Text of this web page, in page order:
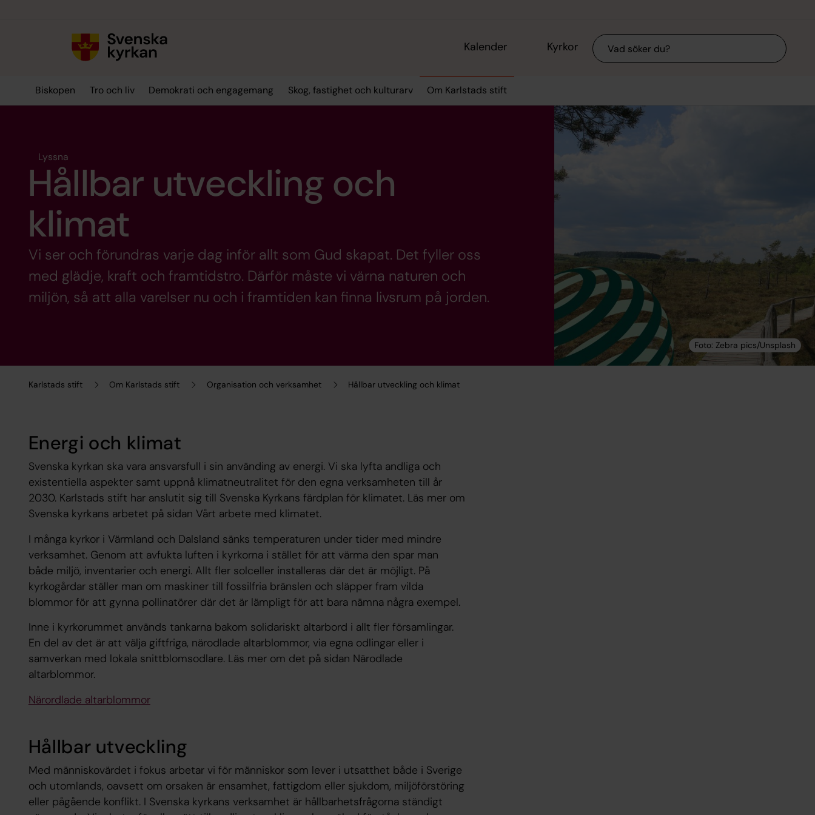
Kalender Kyrkor Sök
Biskopen Tro och liv Demokrati och engagemang Skog, fastighet och kulturarv Om Karlstads stift
Karlstads stift Om Karlstads stift Organisation och verksamhet Hållbar utveckling och klimat
Lyssna
Hållbar utveckling och
klimat
Vi ser och förundras varje dag inför allt som Gud skapat. Det fyller oss
med glädje, kraft och framtidstro. Därför måste vi värna naturen och
miljön, så att alla varelser nu och i framtiden kan finna livsrum på jorden.
Energi och klimat
Svenska kyrkan ska vara ansvarsfull i sin använding av energi. Vi ska lyfta andliga och
existentiella aspekter samt uppnå klimatneutralitet för den egna verksamheten till år
2030. Karlstads stift har anslutit sig till Svenska Kyrkans färdplan för klimatet. Läs mer om
Svenska kyrkans arbetet på sidan Vårt arbete med klimatet.
I många kyrkor i Värmland och Dalsland sänks temperaturen under tider med mindre
verksamhet. Genom att avfukta luften i kyrkorna i stället för att värma den spar man
både miljö, inventarier och energi. Allt fler solceller installeras där det är möjligt. På
kyrkogårdar ställer man om maskiner till fossilfria bränslen och släpper fram vilda
blommor för att gynna pollinatörer där det är lämpligt för att bara nämna några exempel.
Inne i kyrkorummet används tankarna bakom solidariskt altarbord i allt fler församlingar.
En del av det är att välja giftfriga, närodlade altarblommor, via egna odlingar eller i
samverkan med lokala snittblomsodlare. Läs mer om det på sidan Närodlade
altarblommor.
Närordlade altarblommor
Hållbar utveckling
Med människovärdet i fokus arbetar vi för människor som lever i utsatthet både i Sverige
och utomlands, oavsett om orsaken är ensamhet, fattigdom eller sjukdom, miljöförstöring
eller pågående konflikt. I Svenska kyrkans verksamhet är hållbarhetsfrågorna ständigt